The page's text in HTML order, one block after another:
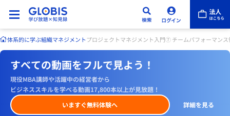
体系的に学ぶ組織マネジメントプロジェクトマネジメント入門⑦ チームパフォーマンス
すべての動画をフルで見よう！
現役MBA講師や活躍中の経営者から
ビジネススキルを学べる動画17,800本以上が見放題！
いますぐ無料体験へ
詳細を見る